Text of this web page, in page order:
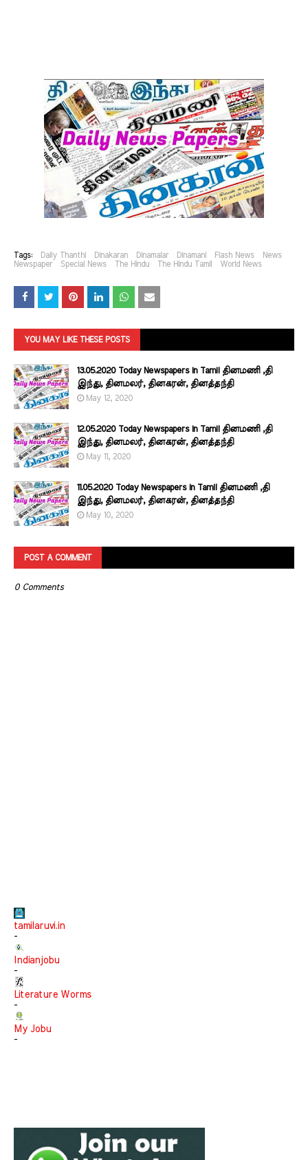
Tags: Daily Thanthi Dinakaran Dinamalar Dinamani Flash News
News
Newspaper
Special News The Hindu The Hindu Tamil World News
YOU MAY LIKE THESE POSTS
13.05.2020 Today Newspapers in Tamil தினமணி ,தி
இந்து, தினமலர், தினகரன், தினத்தந்தி
May 12, 2020
12.05.2020 Today Newspapers in Tamil தினமணி ,தி
இந்து, தினமலர், தினகரன், தினத்தந்தி
May 11, 2020
11.05.2020 Today Newspapers in Tamil தினமணி ,தி
இந்து, தினமலர், தினகரன், தினத்தந்தி
May 10, 2020
POST A COMMENT
0 Comments
tamilaruvi.in
-
Indianjobu
-
Literature Worms
-
My Jobu
-